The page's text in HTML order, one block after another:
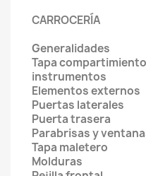
CARROCERÍA
Generalidades
Tapa
instrumentos
Elementos externos
Puertas laterales
Puerta trasera
Parabrisas y
Tapa maletero
Molduras